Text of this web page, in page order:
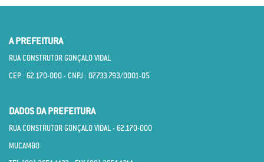
A PREFEITURA
RUA CONSTRUTOR GONÇALO VIDAL
CEP : 62.170­-000 - CNPJ : 07.733.793/0001­-05
DADOS DA PREFEITURA
RUA CONSTRUTOR GONÇALO VIDAL - 62.170­-000
MUCAMBO